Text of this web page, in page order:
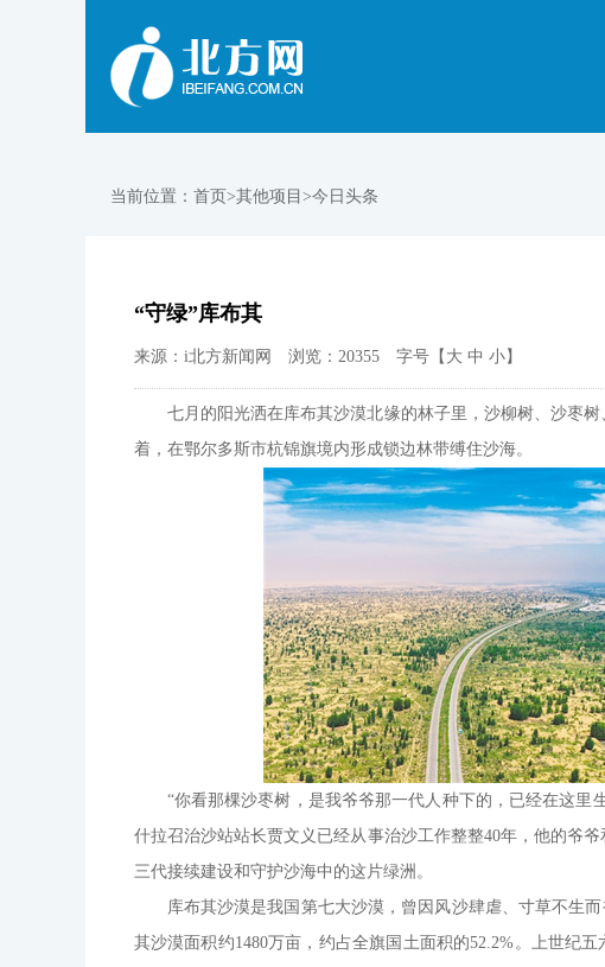
当前位置： 首页 >其他项目>今日头条
“守绿”库布其
来源：i北方新闻网 浏览：20355 字号【 大 中 小】
七月的阳光洒在库布其沙漠北缘的林子里，沙柳树、沙枣
着，在鄂尔多斯市杭锦旗境内形成锁边林带缚住沙海。
“你看那棵沙枣树，是我爷爷那一代人种下的，已经在这里
什拉召治沙站站长贾文义已经从事治沙工作整整40年，他的爷
三代接续建设和守护沙海中的这片绿洲。
库布其沙漠是我国第七大沙漠，曾因风沙肆虐、寸草不生
其沙漠面积约1480万亩，约占全旗国土面积的52.2%。上世纪